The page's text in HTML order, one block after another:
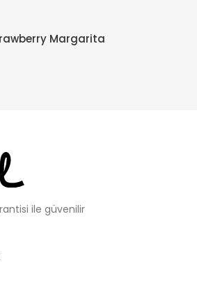
Margarita
ile güvenilir